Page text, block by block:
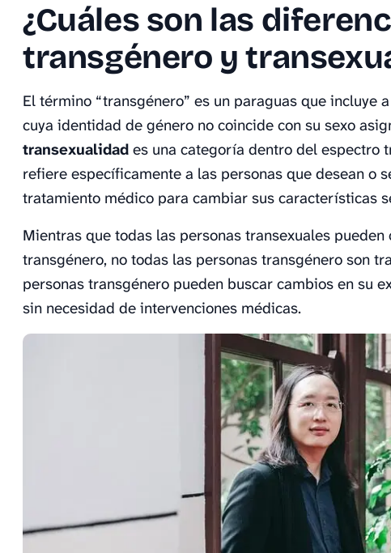
¿Cuáles son las
transgénero y
El término “transgénero” es un paraguas que incluye
cuya identidad de género no coincide con su sexo
transexualidad es una categoría dentro del espectro
refiere específicamente a las personas que desean o
tratamiento médico para cambiar sus características
Mientras que todas las personas transexuales pueden
transgénero, no todas las personas transgénero son
personas transgénero pueden buscar cambios en su
sin necesidad de intervenciones médicas.